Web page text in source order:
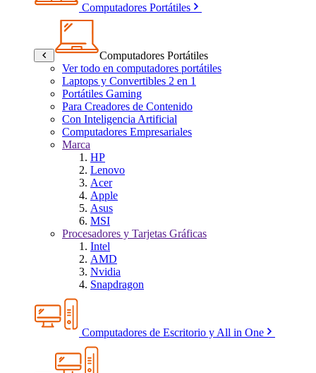
Computadores Portátiles
Computadores Portátiles
Ver todo en computadores portátiles
Laptops y Convertibles 2 en 1
Portátiles Gaming
Para Creadores de Contenido
Con Inteligencia Artificial
Computadores Empresariales
Marca
HP
Lenovo
Acer
Apple
Asus
MSI
Procesadores y Tarjetas Gráficas
Intel
AMD
Nvidia
Snapdragon
Computadores de Escritorio y All in One